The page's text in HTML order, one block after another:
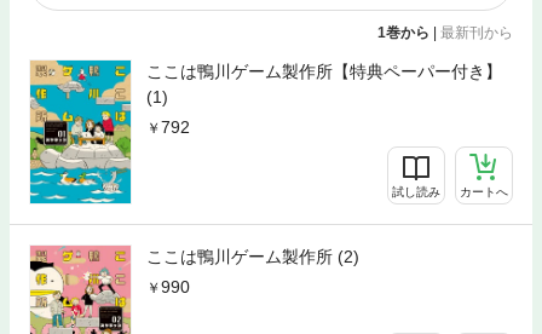
1巻から | 最新刊から
ここは鴨川ゲーム製作所【特典ペーパー付き】
(1)
792
試し読み カートへ
ここは鴨川ゲーム製作所 (2)
990